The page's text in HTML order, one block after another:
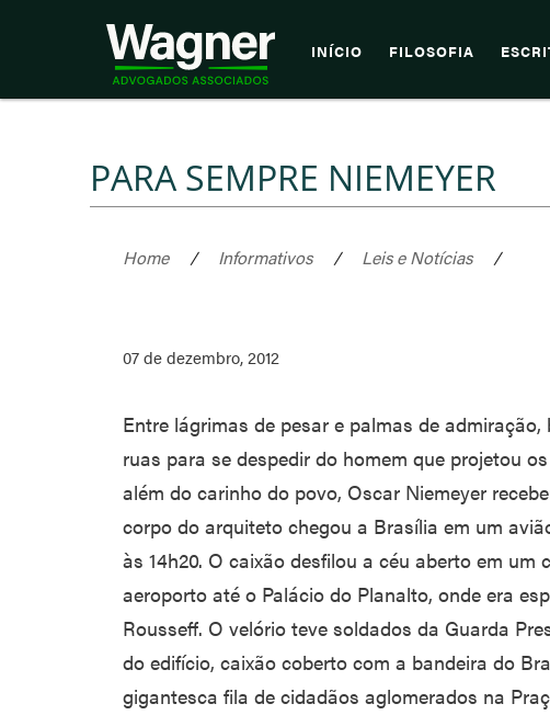
INÍCIO FILOSOFIA
PARA SEMPRE NIEMEYER
Home / Informativos / Leis e Notícias /
07 de dezembro, 2012
Entre lágrimas de pesar e palmas de
ruas para se despedir do homem que projetou
além do carinho do povo, Oscar Niemeyer
corpo do arquiteto chegou a Brasília em um
às 14h20. O caixão desfilou a céu aberto em um
aeroporto até o Palácio do Planalto, onde era
Rousseff. O velório teve soldados da Guarda
do edifício, caixão coberto com a bandeira do
gigantesca fila de cidadãos aglomerados na